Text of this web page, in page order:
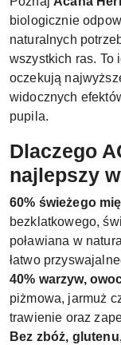
biologicznie
naturalnych
wszystkich ras. To
oczekują
widocznych
pupila.
Dlaczego
najlepszy
60% świeżego
bezklatkowego,
poławiana w
łatwo
40% warzyw,
piżmowa, jarmuż
trawienie oraz
Bez zbóż,